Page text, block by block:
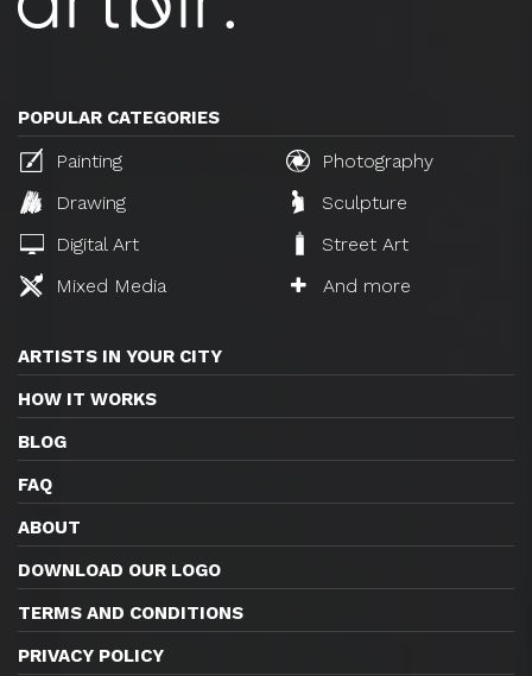
POPULAR CATEGORIES
Painting
Photography
Drawing
Sculpture
Digital Art
Street Art
Mixed Media
And more
ARTISTS IN YOUR CITY
HOW IT WORKS
BLOG
FAQ
ABOUT
DOWNLOAD OUR LOGO
TERMS AND CONDITIONS
PRIVACY POLICY